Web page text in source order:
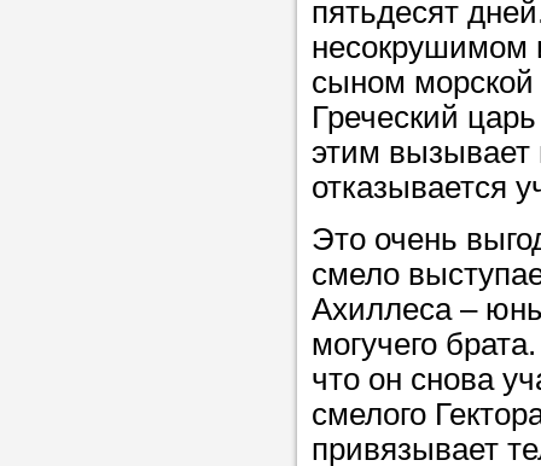
советам,
репетитора
Совет 1.
упростить
достаточно
нам, и
репетитора,
максимально
ваши
Мы
пятьдесят
несокрушимом
сыном морской
Греческий
этим вызывает
отказывается
Это очень
смело
Ахиллеса –
могучего
что он снова
смелого
привязывает